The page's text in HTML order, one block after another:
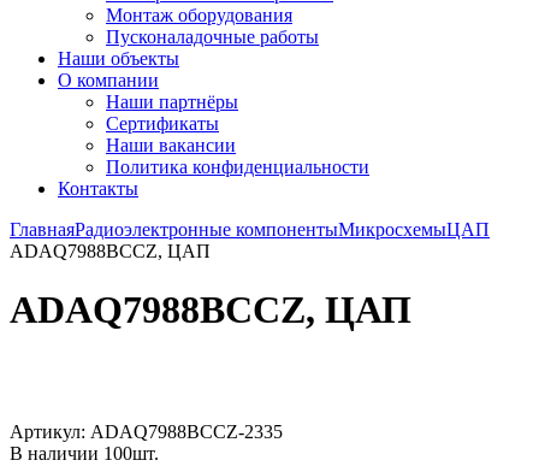
Монтаж оборудования
Пусконаладочные работы
Наши объекты
О компании
Наши партнёры
Сертификаты
Наши вакансии
Политика конфиденциальности
Контакты
ГлавнаяРадиоэлектронные компонентыМикросхемыЦАП
ADAQ7988BCCZ, ЦАП
ADAQ7988BCCZ, ЦАП
Артикул: ADAQ7988BCCZ-2335
В наличии 100шт.